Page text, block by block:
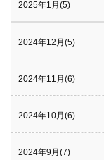
2025年1月(5)
2024年12月(5)
2024年11月(6)
2024年10月(6)
2024年9月(7)